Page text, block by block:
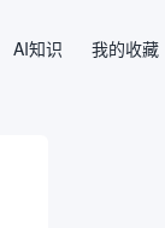
AI知识 我的收藏